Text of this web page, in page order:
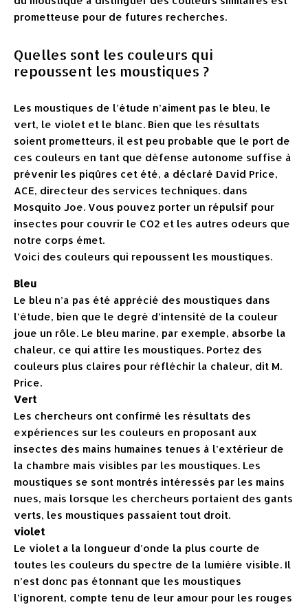
prometteuse pour de futures recherches.
Quelles sont les couleurs qui
repoussent les moustiques ?
Les moustiques de l’étude n’aiment pas le bleu, le
vert, le violet et le blanc. Bien que les résultats
soient prometteurs, il est peu probable que le port de
ces couleurs en tant que défense autonome suffise à
prévenir les piqûres cet été, a déclaré David Price,
ACE, directeur des services techniques. dans
Mosquito Joe. Vous pouvez porter un répulsif pour
insectes pour couvrir le CO2 et les autres odeurs que
notre corps émet.
Voici des couleurs qui repoussent les moustiques.
Bleu
Le bleu n’a pas été apprécié des moustiques dans
l’étude, bien que le degré d’intensité de la couleur
joue un rôle. Le bleu marine, par exemple, absorbe la
chaleur, ce qui attire les moustiques. Portez des
couleurs plus claires pour réfléchir la chaleur, dit M.
Price.
Vert
Les chercheurs ont confirmé les résultats des
expériences sur les couleurs en proposant aux
insectes des mains humaines tenues à l’extérieur de
la chambre mais visibles par les moustiques. Les
moustiques se sont montrés intéressés par les mains
nues, mais lorsque les chercheurs portaient des gants
verts, les moustiques passaient tout droit.
violet
Le violet a la longueur d’onde la plus courte de
toutes les couleurs du spectre de la lumière visible. Il
n’est donc pas étonnant que les moustiques
l’ignorent, compte tenu de leur amour pour les rouges